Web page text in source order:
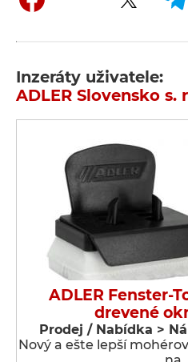
Inzeráty uživatele:
ADLER Slovensko s.
ADLER Fenster-
drevené
Prodej / Nabídka >
Nový a ešte lepší